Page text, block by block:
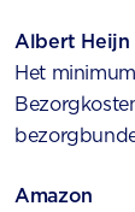
Albert Heijn
Het
Amazon